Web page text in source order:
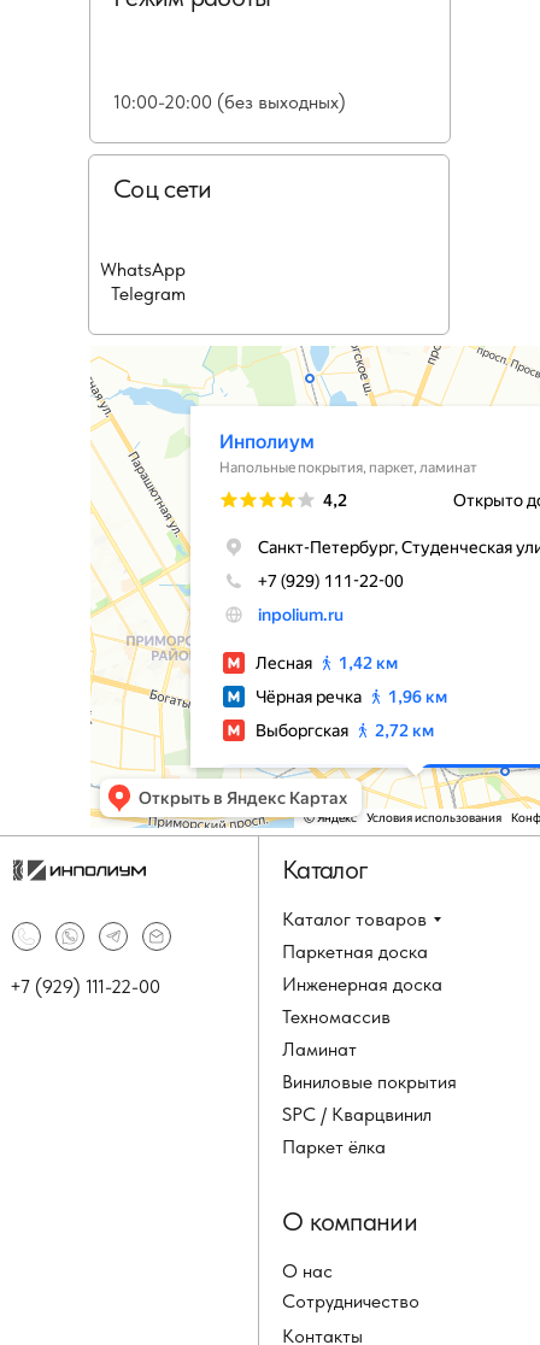
10:00-20:00 (без выходных)
Соц сети
WhatsApp
Telegram
Каталог товаров
Паркетная доска
Инженерная доска
Техномассив
+7 (929) 111-22-00
Каталог
Ламинат
Виниловые покрытия
SPC / Кварцвинил
Паркет ёлка
О нас
Сотрудничество
Контакты
О компании